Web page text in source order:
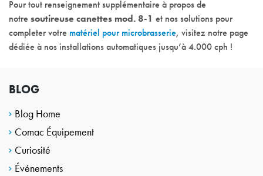
BLOG
Blog Home
Comac Équipement
Curiosité
Événements
Pour tout renseignement supplémentaire à propos de
notre soutireuse canettes mod. 8-1 et nos solutions pour
completer votre matériel pour microbrasserie, visitez notre page
dédiée à nos installations automatiques jusqu’à 4.000 cph !